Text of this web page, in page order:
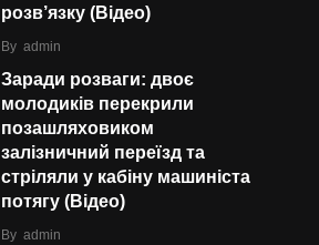
розв’язку (Відео)
By admin
Заради розваги: двоє
молодиків перекрили
позашляховиком
залізничний переїзд та
стріляли у кабіну машиніста
потягу (Відео)
By admin